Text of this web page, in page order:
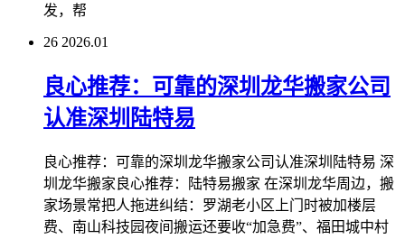
发，帮
26 2026.01
良心推荐：可靠的深圳龙华搬家公司
认准深圳陆特易
良心推荐：可靠的深圳龙华搬家公司认准深圳陆特易 深
圳龙华搬家良心推荐：陆特易搬家 在深圳龙华周边，搬
家场景常把人拖进纠结：罗湖老小区上门时被加楼层
费、南山科技园夜间搬运还要收“加急费”、福田城中村